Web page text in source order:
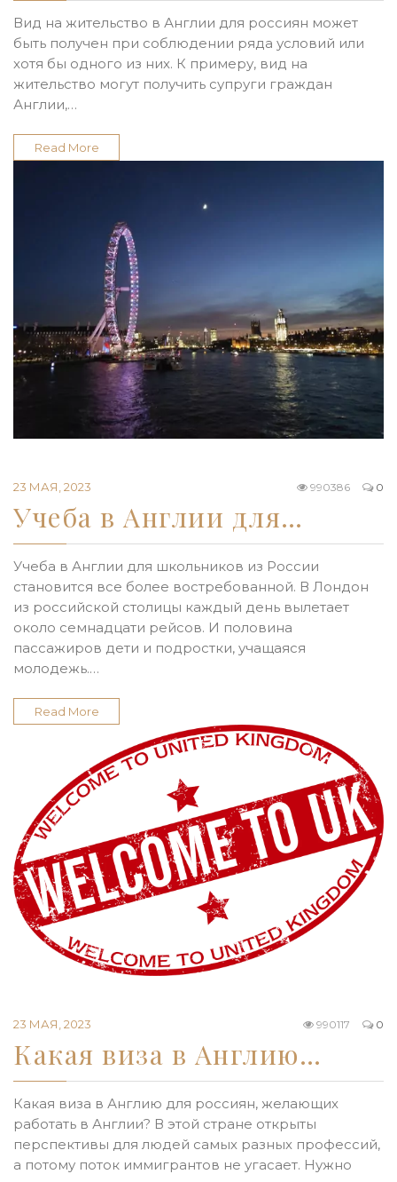
Вид на жительство в Англии для россиян может
быть получен при соблюдении ряда условий или
хотя бы одного из них. К примеру, вид на
жительство могут получить супруги граждан
Англии,…
Read More
23 МАЯ, 2023 0
990386
Учеба в Англии для…
Учеба в Англии для школьников из России
становится все более востребованной. В Лондон
из российской столицы каждый день вылетает
около семнадцати рейсов. И половина
пассажиров дети и подростки, учащаяся
молодежь.…
Read More
23 МАЯ, 2023 0
990117
Какая виза в Англию…
Какая виза в Англию для россиян, желающих
работать в Англии? В этой стране открыты
перспективы для людей самых разных профессий,
а потому поток иммигрантов не угасает. Нужно